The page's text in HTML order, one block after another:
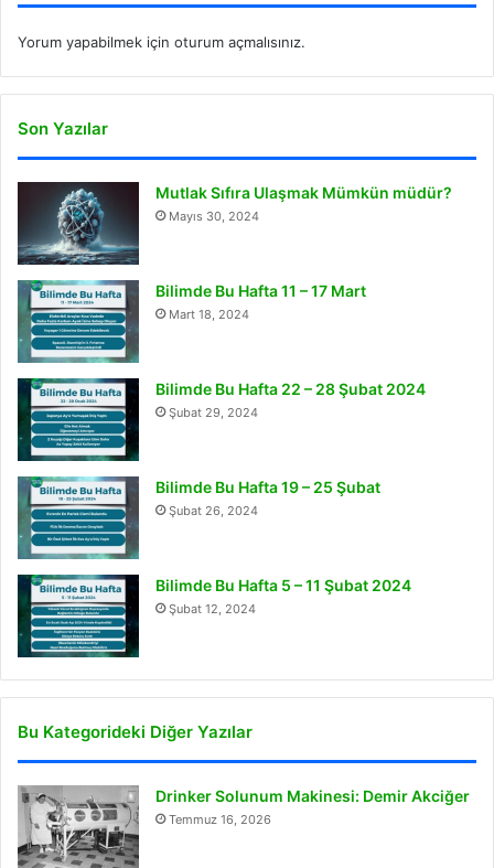
Yorum yapabilmek için oturum açmalısınız.
Son Yazılar
Mutlak Sıfıra Ulaşmak Mümkün müdür?
Mayıs 30, 2024
Bilimde Bu Hafta 11 – 17 Mart
Mart 18, 2024
Bilimde Bu Hafta 22 – 28 Şubat 2024
Şubat 29, 2024
Bilimde Bu Hafta 19 – 25 Şubat
Şubat 26, 2024
Bilimde Bu Hafta 5 – 11 Şubat 2024
Şubat 12, 2024
Bu Kategorideki Diğer Yazılar
Drinker Solunum Makinesi: Demir Akciğer
Temmuz 16, 2026